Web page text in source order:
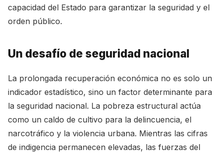
capacidad del Estado para garantizar la seguridad y el
orden público.
Un desafío de seguridad nacional
La prolongada recuperación económica no es solo un
indicador estadístico, sino un factor determinante para
la seguridad nacional. La pobreza estructural actúa
como un caldo de cultivo para la delincuencia, el
narcotráfico y la violencia urbana. Mientras las cifras
de indigencia permanecen elevadas, las fuerzas del